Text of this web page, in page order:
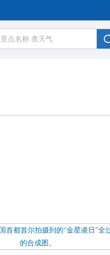
首都首尔拍摄到的“金星凌日”全
的合成图。